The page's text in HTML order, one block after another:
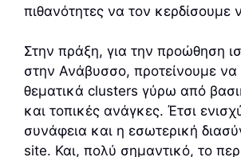
πιθανότητες να τον κερδίσουμε
Στην πράξη, για την προώθηση
στην Ανάβυσσο, προτείνουμε να
θεματικά clusters γύρω από
και τοπικές ανάγκες. Έτσι
συνάφεια και η εσωτερική
site. Και, πολύ σημαντικό, το